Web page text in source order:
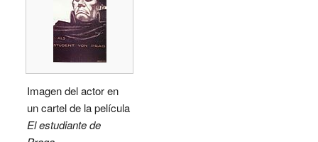
Imagen del actor en
un cartel de la película
El estudiante de